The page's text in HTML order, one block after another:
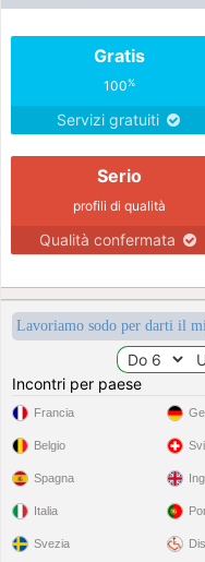
Gratis
100%
Servizi gratuiti
Serio
profili di qualità
Qualità confermata
Lavoriamo sodo per darti il
Incontri per paese
Francia
Belgio
Spagna
Italia
Svezia